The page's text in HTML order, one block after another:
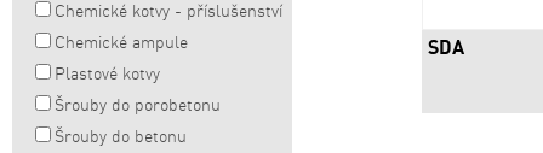
Chemické kotvy - příslušenství
Chemické ampule
Plastové kotvy
Šrouby do porobetonu
Šrouby do betonu
SDA